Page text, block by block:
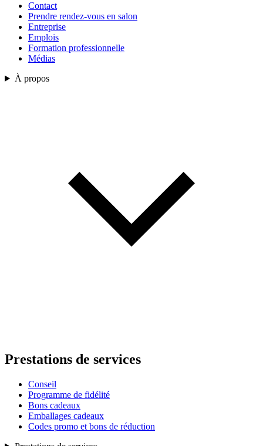
Contact
Prendre rendez-vous en salon
Entreprise
Emplois
Formation professionnelle
Médias
À propos
Prestations de services
Conseil
Programme de fidélité
Bons cadeaux
Emballages cadeaux
Codes promo et bons de réduction